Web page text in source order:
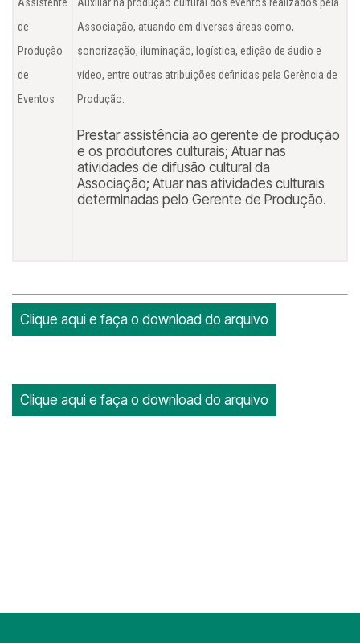
de
Produção
de
Eventos
Associação, atuando em diversas áreas como,
sonorização, iluminação, logística, edição de áudio e
vídeo, entre outras atribuições definidas pela Gerência de
Produção.
Prestar assistência ao gerente de produção
e os produtores culturais; Atuar nas
atividades de difusão cultural da
Associação; Atuar nas atividades culturais
determinadas pelo Gerente de Produção.
Clique aqui e faça o download do arquivo
Clique aqui e faça o download do arquivo